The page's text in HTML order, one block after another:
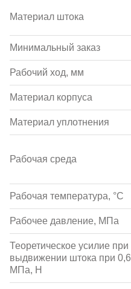
Материал штока
Минимальный заказ
Рабочий ход, мм
Материал корпуса
Материал уплотнения
Рабочая среда
Рабочая температура, °С
Рабочее давление, МПа
Теоретическое усилие при
выдвижении штока при 0,6
МПа, Н